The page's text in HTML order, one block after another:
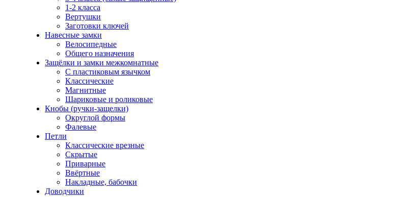
1-2 класса
Вертушки
Заготовки ключей
Навесные замки
Велосипедные
Общего назначения
Защёлки и замки межкомнатные
С пластиковым язычком
Классические
Магнитные
Шариковые и роликовые
Кнобы (ручки-защелки)
Округлой формы
Фалевые
Петли
Классические врезные
Скрытые
Приварные
Ввёртные
Накладные, бабочки
Доводчики